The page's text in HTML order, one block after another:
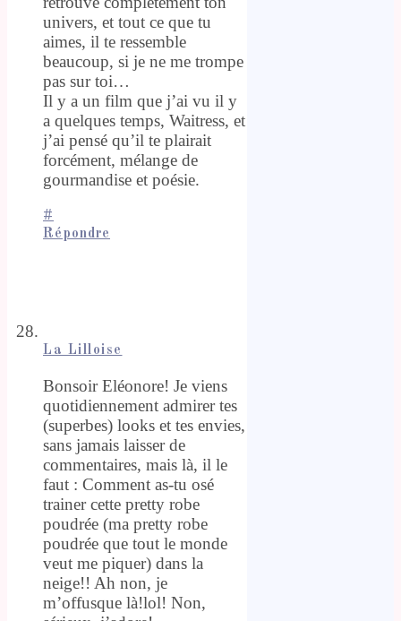
univers, et tout ce que tu
aimes, il te ressemble
beaucoup, si je ne me trompe
pas sur toi…
Il y a un film que j’ai vu il y
a quelques temps, Waitress, et
j’ai pensé qu’il te plairait
forcément, mélange de
gourmandise et poésie.
#
Répondre
La Lilloise
Bonsoir Eléonore! Je viens
quotidiennement admirer tes
(superbes) looks et tes envies,
sans jamais laisser de
commentaires, mais là, il le
faut : Comment as-tu osé
trainer cette pretty robe
poudrée (ma pretty robe
poudrée que tout le monde
veut me piquer) dans la
neige!! Ah non, je
m’offusque là!lol! Non,